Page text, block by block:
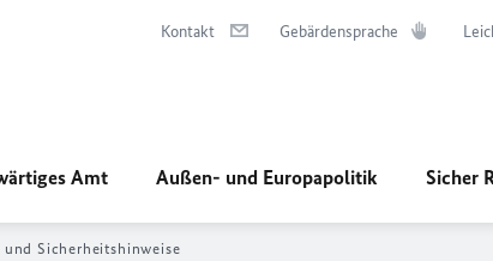
Kontakt Gebärdensprache
Amt Außen- und Europapolitik Sicher
und Sicherheitshinweise